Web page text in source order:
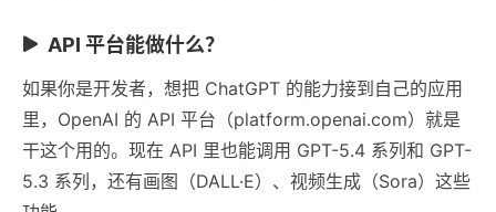
API 平台能做什么？
如果你是开发者，想把 ChatGPT 的能力接到自己的应用
里，OpenAI 的 API 平台（platform.openai.com）就是
干这个用的。现在 API 里也能调用 GPT-5.4 系列和 GPT-
5.3 系列，还有画图（DALL·E）、视频生成（Sora）这些